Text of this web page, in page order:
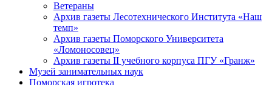
Ветераны
Архив газеты Лесотехнического Института «Наш
темп»
Архив газеты Поморского Университета
«Ломоносовец»
Архив газеты II учебного корпуса ПГУ «Гранж»
Музей занимательных наук
Поморская игротека